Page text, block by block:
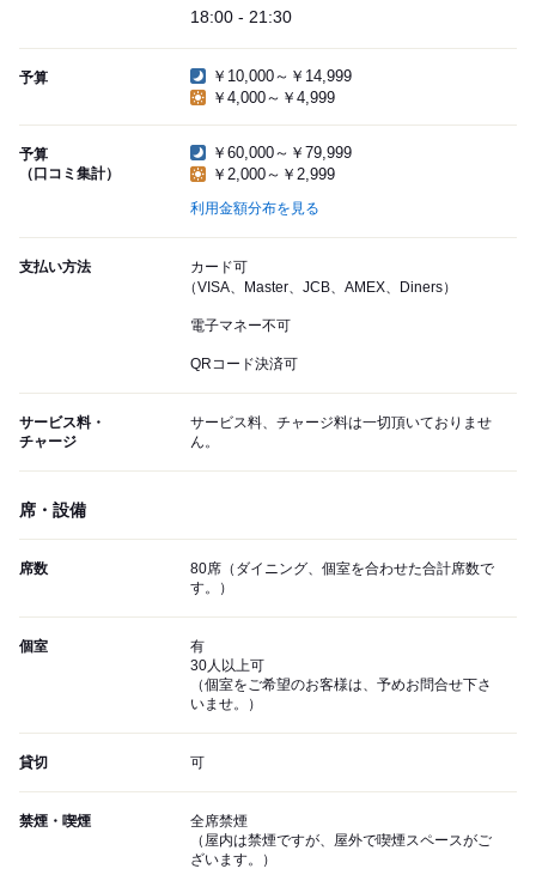
18:00 - 21:30
予算
￥10,000～￥14,999
￥4,000～￥4,999
予算
（口コミ集計）
￥60,000～￥79,999
￥2,000～￥2,999
利用金額分布を見る
支払い方法
カード可
（VISA、Master、JCB、AMEX、Diners）
電子マネー不可
QRコード決済可
サービス料・
チャージ
サービス料、チャージ料は一切頂いておりませ
ん。
席・設備
席数
80席（ダイニング、個室を合わせた合計席数で
す。）
個室
有
30人以上可
（個室をご希望のお客様は、予めお問合せ下さ
いませ。）
貸切 可
禁煙・喫煙
全席禁煙
（屋内は禁煙ですが、屋外で喫煙スペースがご
ざいます。）